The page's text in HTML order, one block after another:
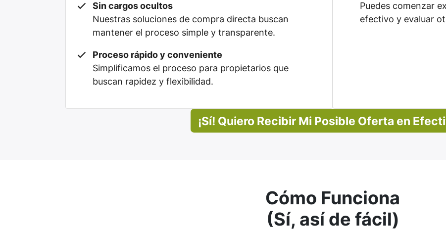
Sin cargos ocultos
Nuestras soluciones de compra directa buscan
mantener el proceso simple y transparente.
Proceso rápido y conveniente
Simplificamos el proceso para propietarios que
buscan rapidez y flexibilidad.
Puedes comenzar
efectivo y evaluar
¡Sí! Quiero Recibir Mi Posible Oferta en
Cómo Funciona
(Sí, así de fácil)